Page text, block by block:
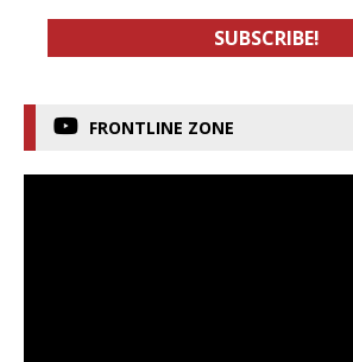
FRONTLINE ZONE